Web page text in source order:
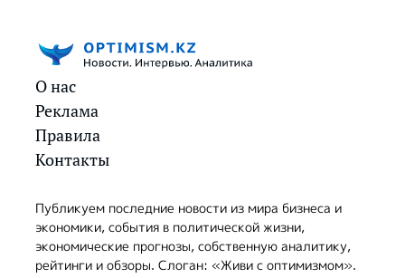
О нас
Реклама
Правила
Контакты
Публикуем последние новости из мира бизнеса и
экономики, события в политической жизни,
экономические прогнозы, собственную аналитику,
рейтинги и обзоры. Слоган: «Живи с оптимизмом».